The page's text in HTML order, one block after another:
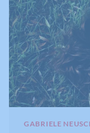
GABRIELE